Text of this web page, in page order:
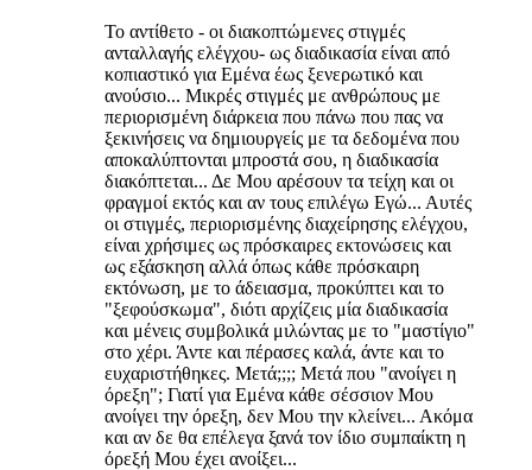
Το αντίθετο - οι διακοπτώμενες στιγμές
ανταλλαγής ελέγχου- ως διαδικασία είναι από
κοπιαστικό για Εμένα έως ξενερωτικό και
ανούσιο... Μικρές στιγμές με ανθρώπους με
περιορισμένη διάρκεια που πάνω που πας να
ξεκινήσεις να δημιουργείς με τα δεδομένα που
αποκαλύπτονται μπροστά σου, η διαδικασία
διακόπτεται... Δε Μου αρέσουν τα τείχη και οι
φραγμοί εκτός και αν τους επιλέγω Εγώ... Αυτές
οι στιγμές, περιορισμένης διαχείρησης ελέγχου,
είναι χρήσιμες ως πρόσκαιρες εκτονώσεις και
ως εξάσκηση αλλά όπως κάθε πρόσκαιρη
εκτόνωση, με το άδειασμα, προκύπτει και το
"ξεφούσκωμα", διότι αρχίζεις μία διαδικασία
και μένεις συμβολικά μιλώντας με το "μαστίγιο"
στο χέρι. Άντε και πέρασες καλά, άντε και το
ευχαριστήθηκες. Μετά;;;; Μετά που "ανοίγει η
όρεξη"; Γιατί για Εμένα κάθε σέσσιον Μου
ανοίγει την όρεξη, δεν Μου την κλείνει... Ακόμα
και αν δε θα επέλεγα ξανά τον ίδιο συμπαίκτη η
όρεξή Μου έχει ανοίξει...